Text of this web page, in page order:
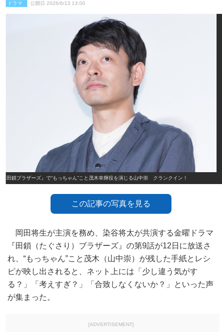
ドラマ 公開日 2026/6/13 13:00
『田鎖ブラザーズ』で“もっちゃん”こと茂木幸輝役を演じる山中崇 クランクイン！
この記事の写真を見る
岡田将生が主演を務め、染谷将太が共演する金曜ドラマ
『田鎖（たぐさり）ブラザーズ』の第9話が12日に放送さ
れ、“もっちゃん”こと茂木（山中崇）が残した手紙とレシ
ピが映し出されると、ネット上には「少し違う気がす
る？」「考えすぎ？」「合致しなくないか？」といった声
が集まった。
[ADVERTISEMENT]